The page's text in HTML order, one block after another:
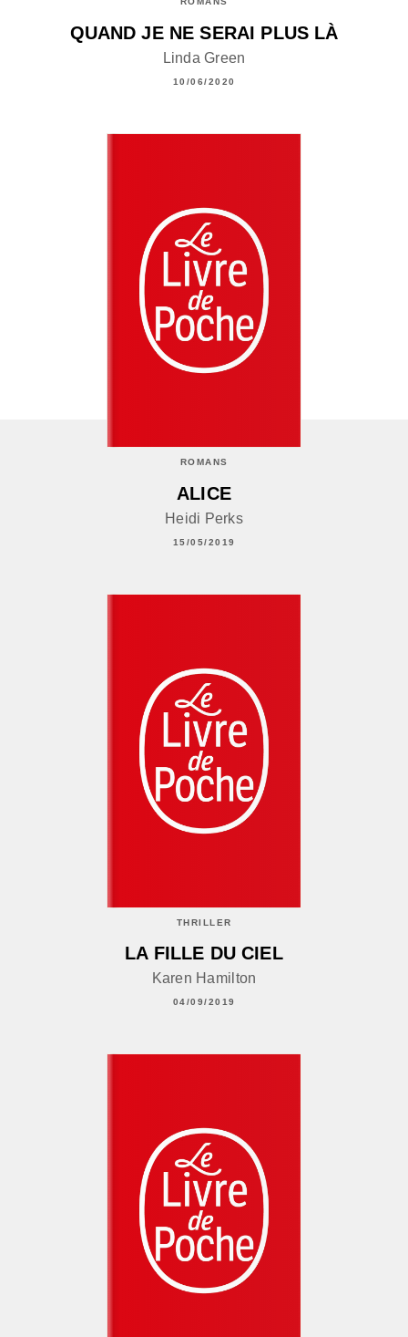
QUAND JE NE SERAI PLUS LÀ
Linda Green
10/06/2020
ROMANS
ALICE
Heidi Perks
15/05/2019
THRILLER
LA FILLE DU CIEL
Karen Hamilton
04/09/2019